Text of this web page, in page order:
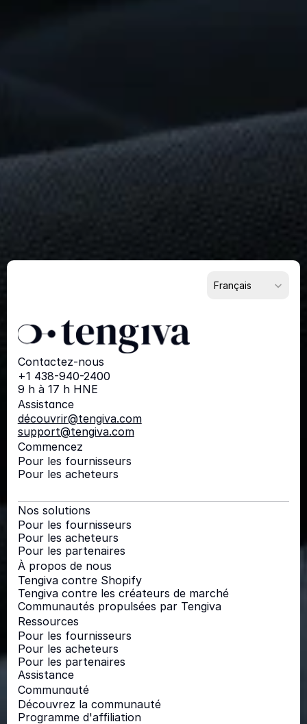
Remarquable?
Commencez dès
Français
Contactez-nous
+1 438-940-2400
9 h à 17 h HNE
Assistance
découvrir@tengiva.com
support@tengiva.com
Commencez
Pour les fournisseurs
Pour les acheteurs
Nos solutions
Pour les fournisseurs
Pour les acheteurs
Pour les partenaires
À propos de nous
Tengiva contre Shopify
Tengiva contre les créateurs de marché
Communautés propulsées par Tengiva
Ressources
Pour les fournisseurs
Pour les acheteurs
Pour les partenaires
Assistance
Communauté
Découvrez la communauté
Programme d'affiliation